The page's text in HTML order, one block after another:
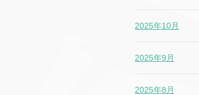
2025年10月
2025年9月
2025年8月